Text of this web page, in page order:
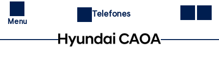
Menu
Telefones